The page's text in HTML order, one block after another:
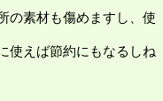
の素材も傷めますし、使
使えば節約にもなるしね